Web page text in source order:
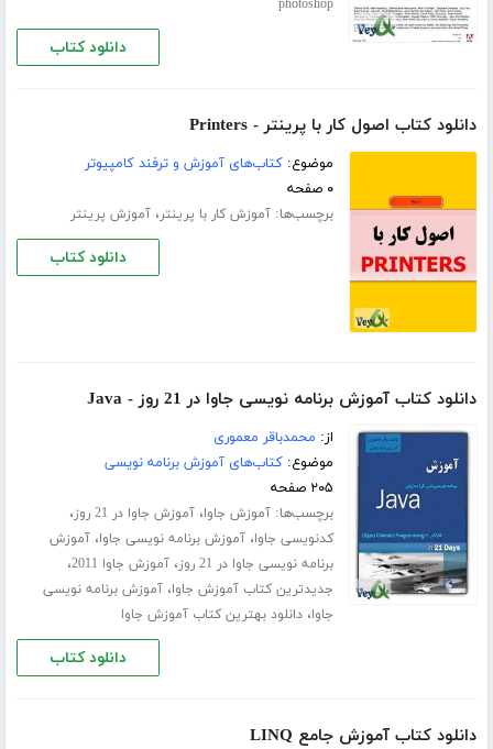
photoshop
دانلود کتاب
دانلود کتاب اصول کار با پرینتر - Printers
موضوع:کتاب‌های آموزش و ترفند کامپیوتر
۰ صفحه
برچسب‌ها:آموزش کار با پرینتر،آموزش پرینتر
دانلود کتاب
دانلود کتاب آموزش برنامه نویسی جاوا در 21 روز - Java
از: محمدباقر معموری
موضوع:کتاب‌های آموزش برنامه نویسی
۲۰۵ صفحه
برچسب‌ها:آموزش جاوا،آموزش جاوا در 21 روز ،
کدنویسی جاوا،آموزش برنامه نویسی جاوا،آموزش
برنامه نویسی جاوا در 21 روز
،آموزش جاوا 2011 ،
جدیدترین کتاب آموزش جاوا،آموزش برنامه نویسی
جاوا،دانلود بهترین کتاب آموزش جاوا
دانلود کتاب
دانلود کتاب آموزش جامع LINQ